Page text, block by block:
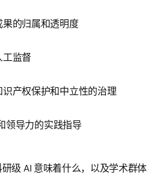
果的归属和透明度
工监督
识产权保护和中立性的治理
领导力的实践指导
级 AI 意味着什么，以及学术群体